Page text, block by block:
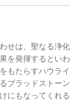
せは、聖なる浄化
を発揮するといわ
もたらすハウライ
ブラッドストーン
にもなってくれる